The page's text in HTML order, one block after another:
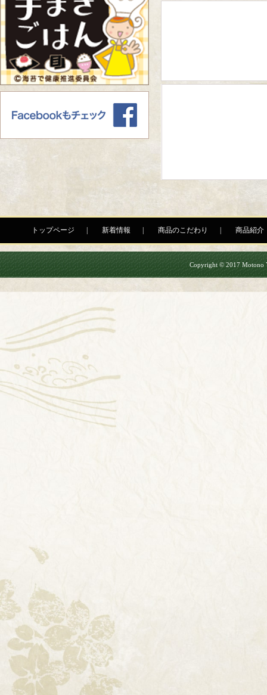
トップページ 新着情報 商品のこだわり 商品紹介
Copyright © 2017 Motono